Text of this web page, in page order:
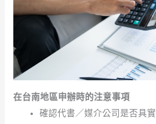
在台南地區申辦時的注意事項
確認代書／媒介公司是否具